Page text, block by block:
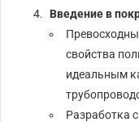
Введение в
свойства
идеальным
Разработка